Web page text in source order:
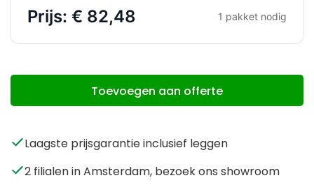
Prijs: € 82,48 1 pakket nodig
Toevoegen aan offerte
Laagste prijsgarantie inclusief leggen
2 filialen in Amsterdam, bezoek ons showroom